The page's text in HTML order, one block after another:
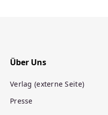
Über Uns
Verlag (externe Seite)
Presse